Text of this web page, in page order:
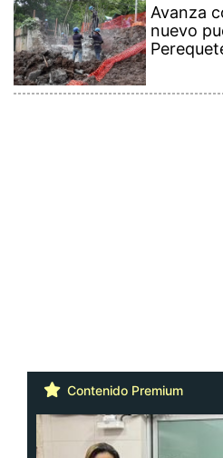
Avanza
nuevo
Contenido Premium